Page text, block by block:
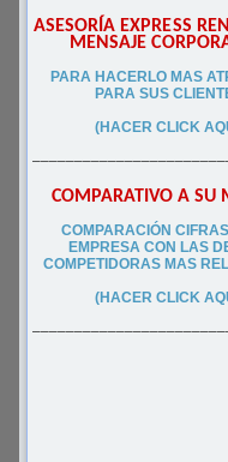
ASESORÍA EXPRESS
MENSAJE
PARA HACERLO MAS
PARA SUS CLIEN
(HACER CLICK
COMPARATIVO A SU
COMPARACIÓN
EMPRESA CON LAS
COMPETIDORAS MAS
(HACER CLICK